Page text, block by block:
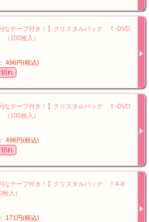
利なテープ付き！】クリスタルパック Ｔ-DVD
100枚入）
496円(税込)
れ
利なテープ付き！】クリスタルパック Ｔ-DVD
100枚入）
496円(税込)
れ
利なテープ付き！】クリスタルパック Ｔ4-8
枚入）
171円(税込)